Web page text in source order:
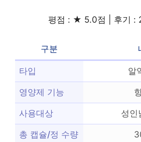
평점 : ★ 5.0점 | 후기 :
구분
타입 알
영양제 기능
사용대상 성인
총 캡슐/정 수량